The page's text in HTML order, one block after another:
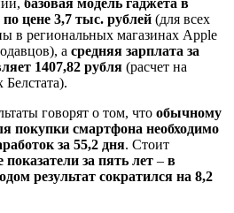
цене 3,7 тыс. рублей (для всех
в региональных магазинах Apple
а средняя зарплата за
1407,82 рубля (расчет на
говорят о том, что обычному
покупки смартфона необходимо
за 55,2 дня. Стоит
за пять лет – в
результат сократился на 8,2